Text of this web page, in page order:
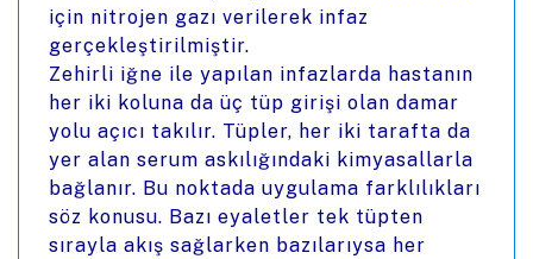
için nitrojen gazı verilerek infaz
gerçekleştirilmiştir.
Zehirli iğne ile yapılan infazlarda hastanın
her iki koluna da üç tüp girişi olan damar
yolu açıcı takılır. Tüpler, her iki tarafta da
yer alan serum askılığındaki kimyasallarla
bağlanır. Bu noktada uygulama farklılıkları
söz konusu. Bazı eyaletler tek tüpten
sırayla akış sağlarken bazılarıysa her